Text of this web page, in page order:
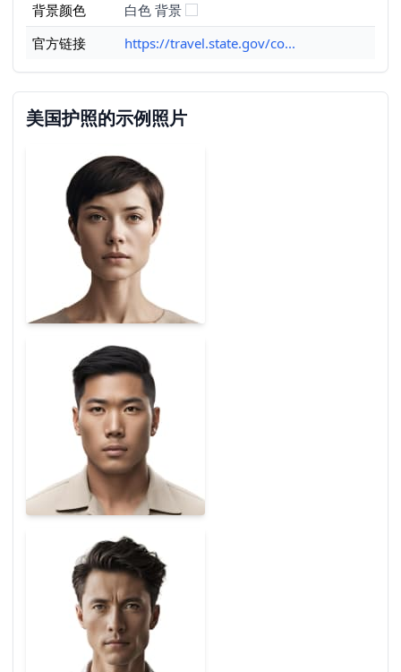
背景颜色
白色 背景
官方链接
https://travel.state.gov/co...
美国护照的示例照片